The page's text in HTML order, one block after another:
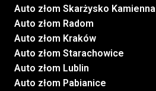
Auto złom Skarżysko Kamienna
Auto złom Radom
Auto złom Kraków
Auto złom Starachowice
Auto złom Lublin
Auto złom Pabianice